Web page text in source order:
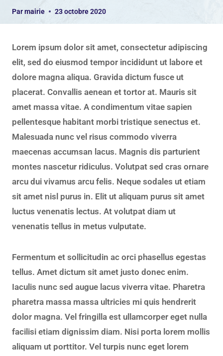
Parmairie 23 octobre 2020
Lorem ipsum dolor sit amet, consectetur adipiscing
elit, sed do eiusmod tempor incididunt ut labore et
dolore magna aliqua. Gravida dictum fusce ut
placerat. Convallis aenean et tortor at. Mauris sit
amet massa vitae. A condimentum vitae sapien
pellentesque habitant morbi tristique senectus et.
Malesuada nunc vel risus commodo viverra
maecenas accumsan lacus. Magnis dis parturient
montes nascetur ridiculus. Volutpat sed cras ornare
arcu dui vivamus arcu felis. Neque sodales ut etiam
sit amet nisl purus in. Elit ut aliquam purus sit amet
luctus venenatis lectus. At volutpat diam ut
venenatis tellus in metus vulputate.
Fermentum et sollicitudin ac orci phasellus egestas
tellus. Amet dictum sit amet justo donec enim.
Iaculis nunc sed augue lacus viverra vitae. Pharetra
pharetra massa massa ultricies mi quis hendrerit
dolor magna. Vel fringilla est ullamcorper eget nulla
facilisi etiam dignissim diam. Nisi porta lorem mollis
aliquam ut porttitor. Vel turpis nunc eget lorem